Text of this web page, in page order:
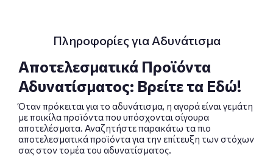
Πληροφορίες για Αδυνάτισμα
Αποτελεσματικά Προϊόντα
Αδυνατίσματος: Βρείτε τα Εδώ!
Όταν πρόκειται για το αδυνάτισμα, η αγορά είναι γεμάτη
με ποικίλα προϊόντα που υπόσχονται σίγουρα
αποτελέσματα. Αναζητήστε παρακάτω τα πιο
αποτελεσματικά προϊόντα για την επίτευξη των στόχων
σας στον τομέα του αδυνατίσματος.